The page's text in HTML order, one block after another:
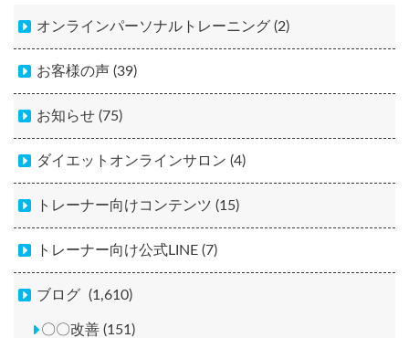
オンラインパーソナルトレーニング (2)
お客様の声 (39)
お知らせ (75)
ダイエットオンラインサロン (4)
トレーナー向けコンテンツ (15)
トレーナー向け公式LINE (7)
ブログ (1,610)
〇〇改善 (151)